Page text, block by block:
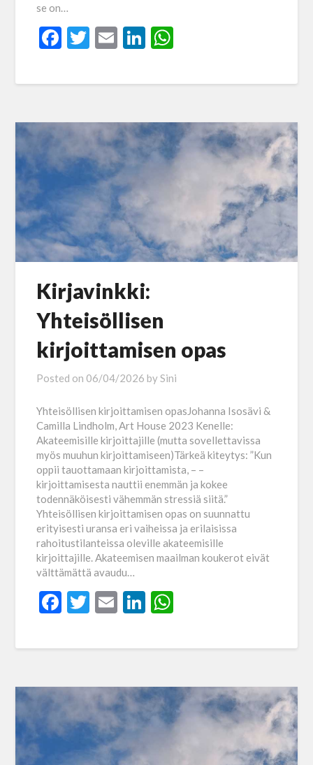
se on…
Facebook
Twitter
EmailLinkedIn
Kirjavinkki:
Yhteisöllisen
kirjoittamisen opas
Posted on 06/04/2026 bySini
Yhteisöllisen kirjoittamisen opasJohanna Isosävi &
Camilla Lindholm, Art House 2023 Kenelle:
Akateemisille kirjoittajille (mutta sovellettavissa
myös muuhun kirjoittamiseen)Tärkeä kiteytys: ”Kun
oppii tauottamaan kirjoittamista, – –
kirjoittamisesta nauttii enemmän ja kokee
todennäköisesti vähemmän stressiä siitä.”
Yhteisöllisen kirjoittamisen opas on suunnattu
erityisesti uransa eri vaiheissa ja erilaisissa
rahoitustilanteissa oleville akateemisille
kirjoittajille. Akateemisen maailman koukerot eivät
välttämättä avaudu…
Facebook
Twitter
EmailLinkedIn